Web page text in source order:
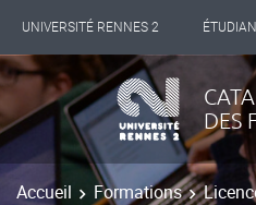
UNIVERSITÉ RENNES 2
INTERNATIONAL
LES NOUVELLES DE RENNES 2
DES
Accueil Formations